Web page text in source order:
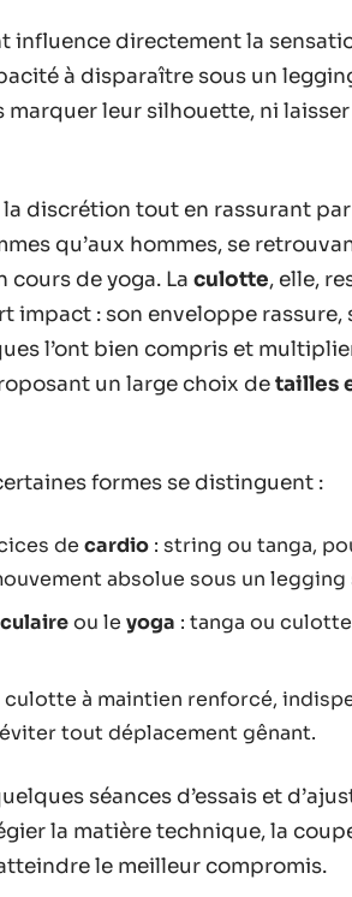
influence directement la
à disparaître sous un
leur silhouette, ni
discrétion tout en rassurant
qu’aux hommes, se
cours de yoga. La culotte, elle,
impact : son enveloppe
l’ont bien compris et
un large choix detailles
formes se distinguent :
de cardio : string ou tanga,
absolue sous un
ou le yoga : tanga ou
culotte à maintien renforcé,
tout déplacement gênant.
séances d’essais et
la matière technique, la
le meilleur compromis.